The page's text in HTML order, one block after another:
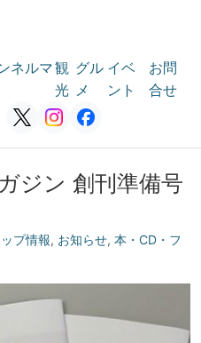
ネルマ観
光
グル
メ
イベ
ント
お問
合せ
ジン 創刊準備号
プ情報, お知らせ, 本・CD・フ